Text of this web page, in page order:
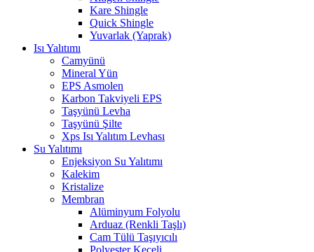
Kare Shingle
Quick Shingle
Yuvarlak (Yaprak)
Isı Yalıtımı
Camyünü
Mineral Yün
EPS Asmolen
Karbon Takviyeli EPS
Taşyünü Levha
Taşyünü Şilte
Xps Isı Yalıtım Levhası
Su Yalıtımı
Enjeksiyon Su Yalıtımı
Kalekim
Kristalize
Membran
Alüminyum Folyolu
Arduaz (Renkli Taşlı)
Cam Tülü Taşıyıcılı